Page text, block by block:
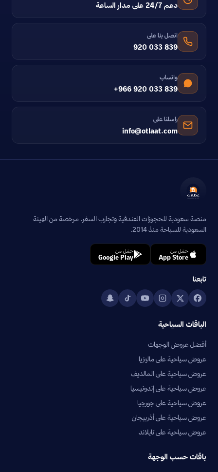
دعم 24/7 على مدار الساعة
اتصل بنا على
920 033 839
واتساب
+966 920 033 839
راسلنا على
info@otlaat.com
منصة سعودية للحجوزات الفندقية وتجارب السفر. مرخصة من الهيئة
السعودية للسياحة منذ 2014.
حمّل من
App Store
حمّل من
Google Play
تابعنا
الباقات السياحية
أفضل عروض الوجهات
عروض سياحية على ماليزيا
عروض سياحية على المالديف
عروض سياحية على إندونيسيا
عروض سياحية على جورجيا
عروض سياحية على أذربيجان
عروض سياحية على تايلاند
باقات حسب الوجهة